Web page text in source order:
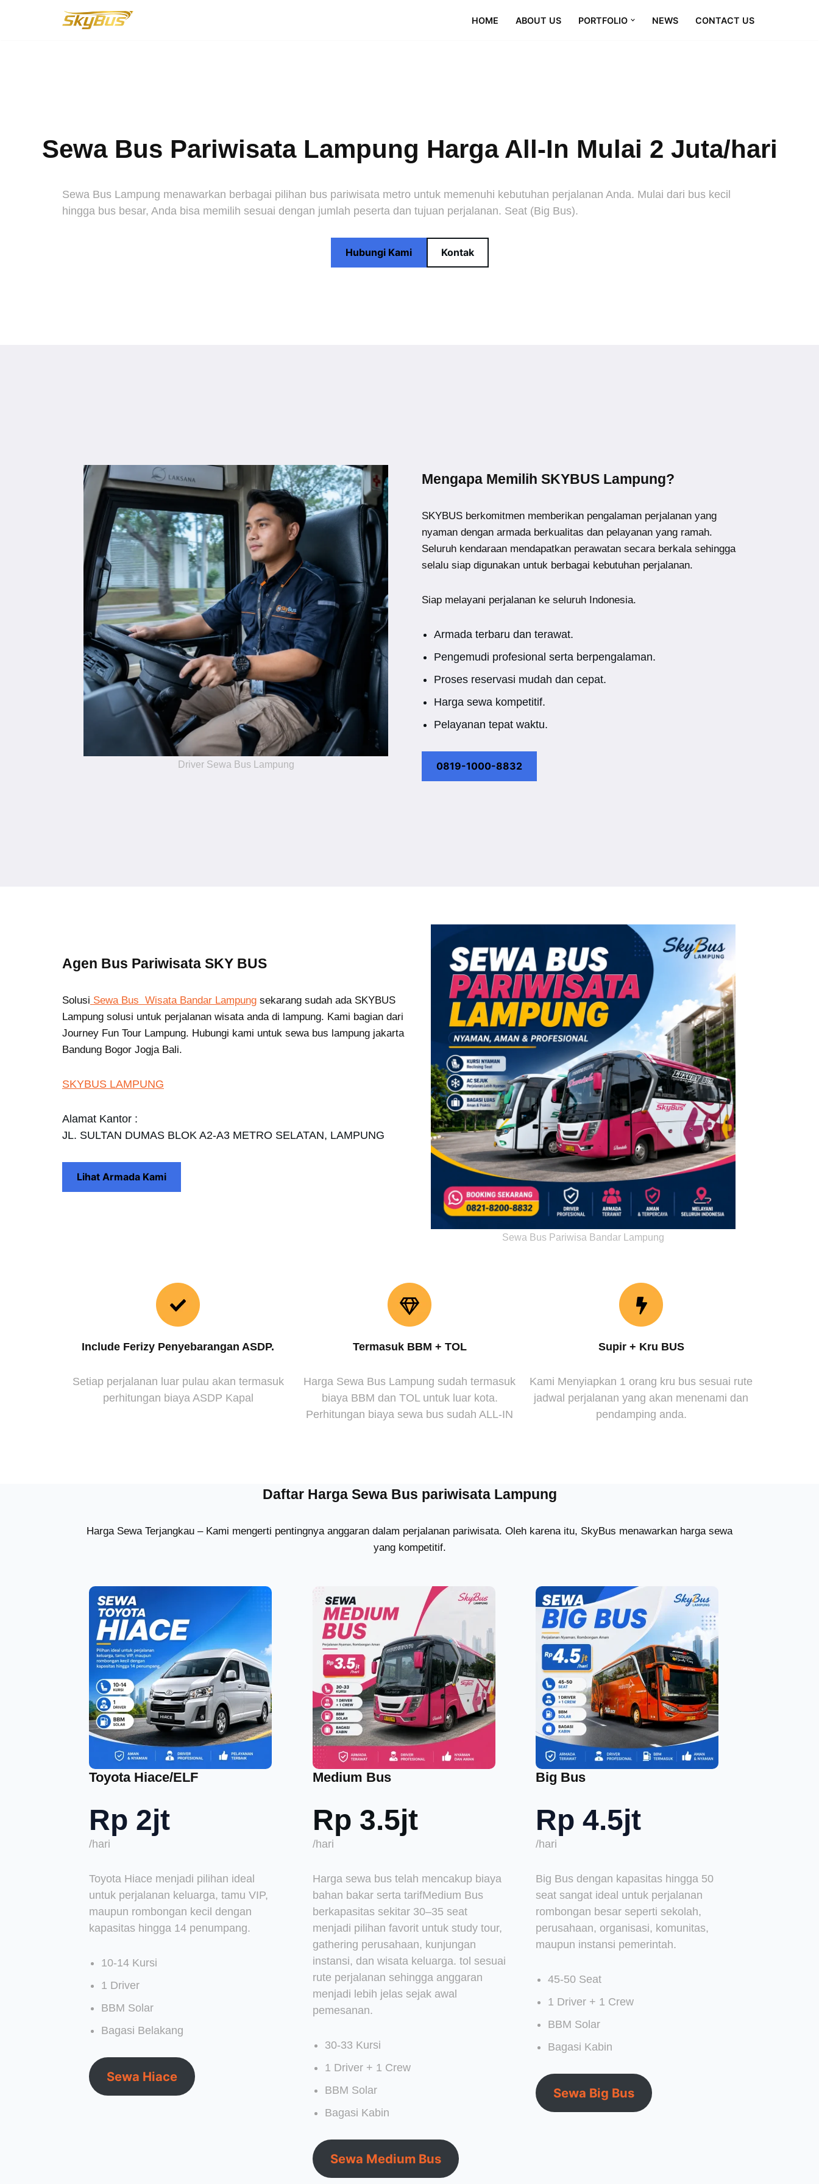
HOME ABOUT US PORTFOLIO NEWS CONTACT US
Sewa Bus Pariwisata Lampung Harga All-In Mulai 2 Juta/hari
Sewa Bus Lampung menawarkan berbagai pilihan bus pariwisata metro untuk memenuhi kebutuhan perjalanan Anda. Mulai dari bus kecil
hingga bus besar, Anda bisa memilih sesuai dengan jumlah peserta dan tujuan perjalanan. Seat (Big Bus).
Hubungi Kami Kontak
Driver Sewa Bus Lampung
Mengapa Memilih SKYBUS Lampung?
SKYBUS berkomitmen memberikan pengalaman perjalanan yang
nyaman dengan armada berkualitas dan pelayanan yang ramah.
Seluruh kendaraan mendapatkan perawatan secara berkala sehingga
selalu siap digunakan untuk berbagai kebutuhan perjalanan.
Siap melayani perjalanan ke seluruh Indonesia.
Armada terbaru dan terawat.
Pengemudi profesional serta berpengalaman.
Proses reservasi mudah dan cepat.
Harga sewa kompetitif.
Pelayanan tepat waktu.
0819-1000-8832
Agen Bus Pariwisata SKY BUS
Solusi Sewa Bus Wisata Bandar Lampung sekarang sudah ada SKYBUS
Lampung solusi untuk perjalanan wisata anda di lampung. Kami bagian dari
Journey Fun Tour Lampung. Hubungi kami untuk sewa bus lampung jakarta
Bandung Bogor Jogja Bali.
SKYBUS LAMPUNG
Alamat Kantor :
JL. SULTAN DUMAS BLOK A2-A3 METRO SELATAN, LAMPUNG
Lihat Armada Kami
Sewa Bus Pariwisa Bandar Lampung
Include Ferizy Penyebarangan ASDP.
Setiap perjalanan luar pulau akan termasuk
perhitungan biaya ASDP Kapal
Termasuk BBM + TOL
Harga Sewa Bus Lampung sudah termasuk
biaya BBM dan TOL untuk luar kota.
Perhitungan biaya sewa bus sudah ALL-IN
Supir + Kru BUS
Kami Menyiapkan 1 orang kru bus sesuai rute
jadwal perjalanan yang akan menenami dan
pendamping anda.
Daftar Harga Sewa Bus pariwisata Lampung
Harga Sewa Terjangkau – Kami mengerti pentingnya anggaran dalam perjalanan pariwisata. Oleh karena itu, SkyBus menawarkan harga sewa
yang kompetitif.
Toyota Hiace/ELF
Rp 2jt
/hari
Toyota Hiace menjadi pilihan ideal
untuk perjalanan keluarga, tamu VIP,
maupun rombongan kecil dengan
kapasitas hingga 14 penumpang.
10-14 Kursi
1 Driver
BBM Solar
Bagasi Belakang
Sewa Hiace
Medium Bus
Rp 3.5jt
/hari
Harga sewa bus telah mencakup biaya
bahan bakar serta tarifMedium Bus
berkapasitas sekitar 30–35 seat
menjadi pilihan favorit untuk study tour,
gathering perusahaan, kunjungan
instansi, dan wisata keluarga. tol sesuai
rute perjalanan sehingga anggaran
menjadi lebih jelas sejak awal
pemesanan.
30-33 Kursi
1 Driver + 1 Crew
BBM Solar
Bagasi Kabin
Sewa Medium Bus
Big Bus
Rp 4.5jt
/hari
Big Bus dengan kapasitas hingga 50
seat sangat ideal untuk perjalanan
rombongan besar seperti sekolah,
perusahaan, organisasi, komunitas,
maupun instansi pemerintah.
45-50 Seat
1 Driver + 1 Crew
BBM Solar
Bagasi Kabin
Sewa Big Bus